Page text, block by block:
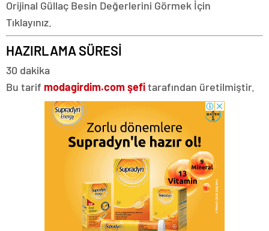
Orijinal Güllaç Besin Değerlerini Görmek İçin
Tıklayınız.
HAZIRLAMA SÜRESİ
30 dakika
Bu tarif modagirdim.com şefitarafından üretilmiştir.